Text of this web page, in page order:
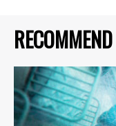
RECOMMEND